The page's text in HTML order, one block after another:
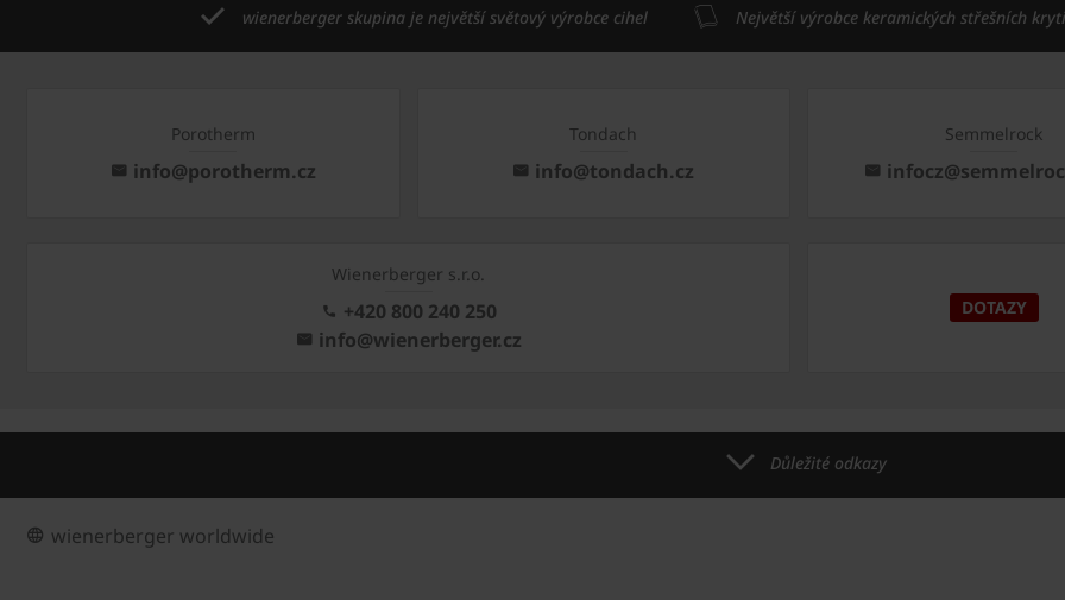
wienerberger skupina je největší světový výrobce cihel Největší výrobce keramických střešních
Porotherm
info@porotherm.cz
Tondach
info@tondach.cz
Semmelrock
Wienerberger s.r.o.
+420 800 240 250
info@wienerberger.cz
DOTAZY
Důležité odkazy
wienerberger worldwide